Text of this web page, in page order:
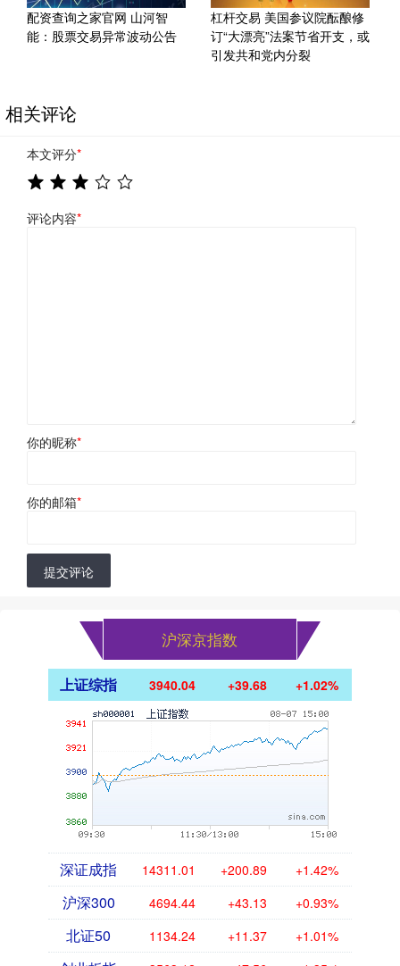
配资查询之家官网 山河智
能：股票交易异常波动公告
杠杆交易 美国参议院酝酿修
订“大漂亮”法案节省开支，或
引发共和党内分裂
相关评论
本文评分*
评论内容*
你的昵称*
你的邮箱*
提交评论
沪深京指数
上证综指 3940.04 +39.68 +1.02%
深证成指 14311.01 +200.89 +1.42%
沪深300 4694.44 +43.13 +0.93%
北证50 1134.24 +11.37 +1.01%